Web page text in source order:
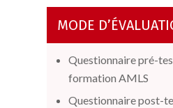
MODE
Questionnaire pré-
formation AMLS
Questionnaire post-